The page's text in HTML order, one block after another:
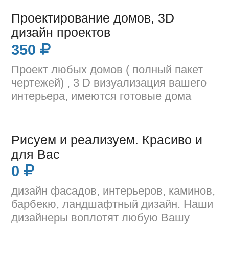
Проектирование домов, 3D
дизайн проектов
350
Проект любых домов ( полный пакет
чертежей) , 3 D визуализация вашего
интерьера, имеются готовые дома
Рисуем и реализуем. Красиво и
для Вас
0
дизайн фасадов, интерьеров, каминов,
барбекю, ландшафтный дизайн. Наши
дизайнеры воплотят любую Вашу